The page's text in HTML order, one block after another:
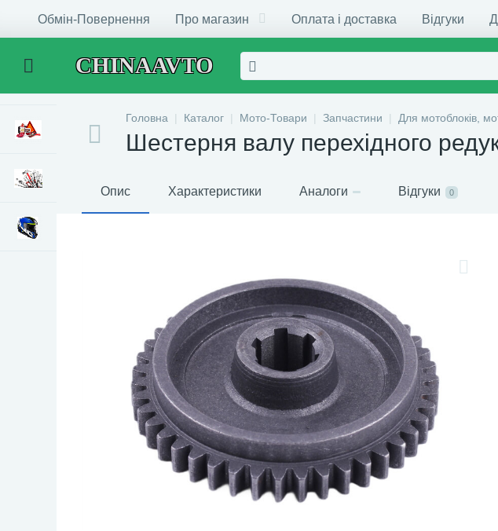
Обмін-Повернення Про магазин Оплата і доставка Відгуки
CHINAAVTO
Головна Каталог Мото-Товари Запчастини Для мотоблоків,
Шестерня валу перехідного
Опис Характеристики Аналоги Відгуки 0